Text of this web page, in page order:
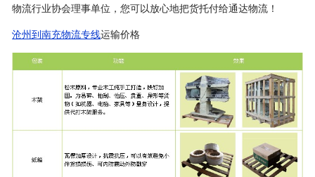
物流行业协会理事单位，您可以放心地把货托付给通达物流！
沧州到南充物流专线运输价格